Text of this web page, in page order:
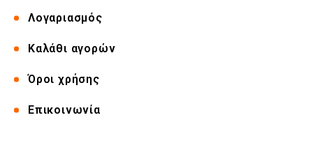
Λογαριασμός
Καλάθι αγορών
Όροι χρήσης
Επικοινωνία